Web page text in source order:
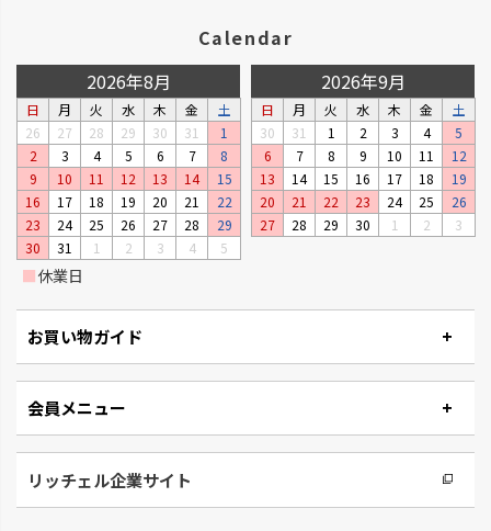
Calendar
2026年8月
日 月 火 水 木 金
土
26
27 28 29 30 31
1
2
3 4 5 6 7
8
9
10 11 12 13 14
15
16
17 18 19 20 21
22
23
24 25 26 27 28
29
30
31 1 2 3 4 5
2026年9月
日 月 火 水 木 金
土
30
31 1 2 3 4
5
6
7 8 9 10 11
12
13
14 15 16 17 18
19
20
21 22 23 24 25
26
27
28 29 30 1 2 3
■休業日
お買い物ガイド
会員メニュー
リッチェル企業サイト